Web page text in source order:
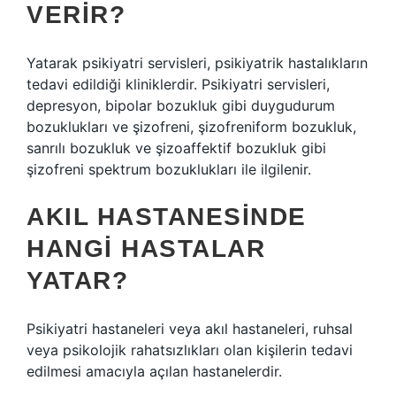
VERIR?
Yatarak psikiyatri servisleri, psikiyatrik hastalıkların
tedavi edildiği kliniklerdir. Psikiyatri servisleri,
depresyon, bipolar bozukluk gibi duygudurum
bozuklukları ve şizofreni, şizofreniform bozukluk,
sanrılı bozukluk ve şizoaffektif bozukluk gibi
şizofreni spektrum bozuklukları ile ilgilenir.
AKIL HASTANESINDE
HANGI HASTALAR
YATAR?
Psikiyatri hastaneleri veya akıl hastaneleri, ruhsal
veya psikolojik rahatsızlıkları olan kişilerin tedavi
edilmesi amacıyla açılan hastanelerdir.